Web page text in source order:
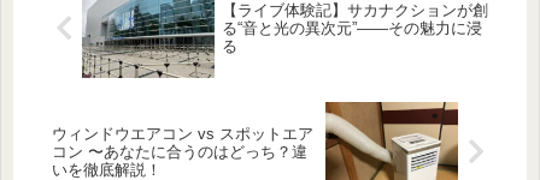
【ライブ体験記】サカナクションが創
る“音と光の異次元”——その魅力に浸
る
ウィンドウエアコン vs スポットエア
コン 〜あなたに合うのはどっち？違
いを徹底解説！